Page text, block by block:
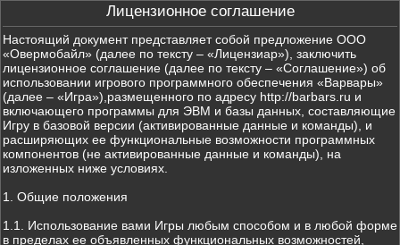
Лицензионное соглашение
Настоящий документ представляет собой предложение ООО
«Овермобайл» (далее по тексту – «Лицензиар»), заключить
лицензионное соглашение (далее по тексту – «Соглашение») об
использовании игрового программного обеспечения «Варвары»
(далее – «Игра»),размещенного по адресу http://barbars.ru и
включающего программы для ЭВМ и базы данных, составляющие
Игру в базовой версии (активированные данные и команды), и
расширяющих ее функциональные возможности программных
компонентов (не активированные данные и команды), на
изложенных ниже условиях.
1. Общие положения
1.1. Использование вами Игры любым способом и в любой форме
в пределах ее объявленных функциональных возможностей,